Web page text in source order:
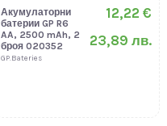
Акумулаторни
батерии GP R6
AA, 2500 mAh, 2
броя 020352
GP.Bateries
12,22 €
23,89 лв.